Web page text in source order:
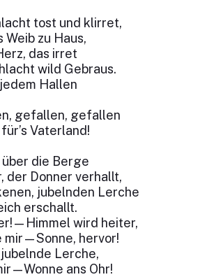
tost und klirret,
zu Haus,
das irret
wild Gebraus.
Hallen
gefallen, gefallen
Vaterland!
die Berge
der Donner verhallt,
jubelnden Lerche
erschallt.
wird heiter,
mir—Sonne, hervor!
Lerche,
ans Ohr!